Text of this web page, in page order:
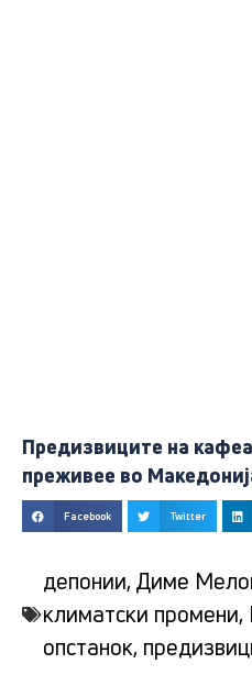
Предизвиците на
преживее во
Facebook Twitter
депонии, Диме
климатски промени,
опстанок,